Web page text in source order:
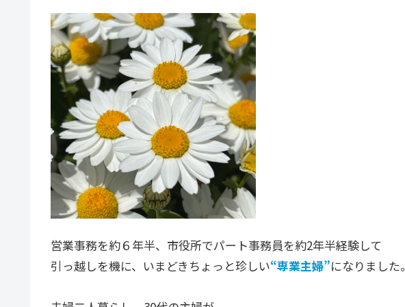
営業事務を約６年半、市役所でパート事務員を約2年半経験して
引っ越しを機に、いまどきちょっと珍しい“専業主婦”になりました。